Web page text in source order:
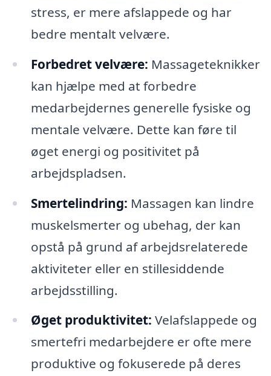
stress, er mere afslappede og har
bedre mentalt velvære.
Forbedret velvære: Massageteknikker
kan hjælpe med at forbedre
medarbejdernes generelle fysiske og
mentale velvære. Dette kan føre til
øget energi og positivitet på
arbejdspladsen.
Smertelindring: Massagen kan lindre
muskelsmerter og ubehag, der kan
opstå på grund af arbejdsrelaterede
aktiviteter eller en stillesiddende
arbejdsstilling.
Øget produktivitet: Velafslappede og
smertefri medarbejdere er ofte mere
produktive og fokuserede på deres